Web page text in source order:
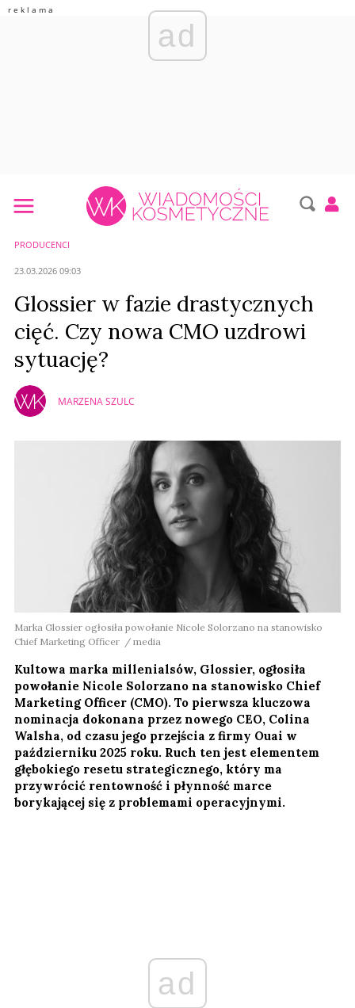
ad
PRODUCENCI
23.03.2026 09:03
Glossier w fazie drastycznych
cięć. Czy nowa CMO uzdrowi
sytuację?
MARZENA SZULC
Marka Glossier ogłosiła powołanie Nicole Solorzano na stanowisko
Chief Marketing Officer / media
Kultowa marka millenialsów, Glossier, ogłosiła
powołanie Nicole Solorzano na stanowisko Chief
Marketing Officer (CMO). To pierwsza kluczowa
nominacja dokonana przez nowego CEO, Colina
Walsha, od czasu jego przejścia z firmy Ouai w
październiku 2025 roku. Ruch ten jest elementem
głębokiego resetu strategicznego, który ma
przywrócić rentowność i płynność marce
borykającej się z problemami operacyjnymi.
ad